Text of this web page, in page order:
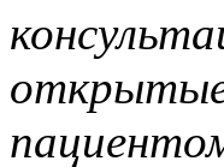
открытые